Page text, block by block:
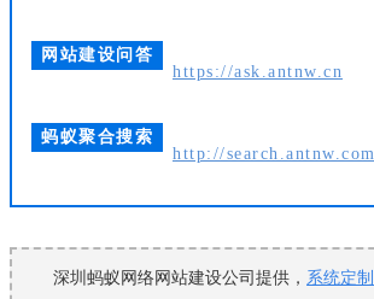
网站建设问答
https://ask.antnw.cn
蚂蚁聚合搜索
http://search.antnw.com
深圳蚂蚁网络网站建设公司提供， 系统定制